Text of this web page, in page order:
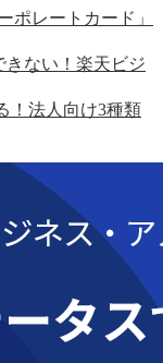
ポレートカード」
ない！楽天ビジ
！法人向け3種類